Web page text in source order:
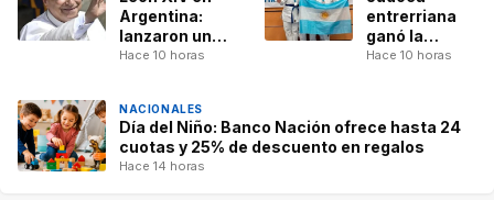
Argentina:
lanzaron un
concurso
oficial de su
visita
Hace 10 horas
entrerriana
ganó la
medalla de
Hace 10 horas
NACIONALES
Día del Niño: Banco Nación ofrece hasta 24
cuotas y 25% de descuento en regalos
Hace 14 horas